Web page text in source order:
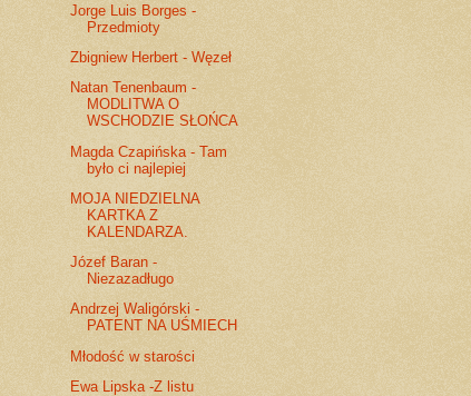
Jorge Luis Borges -
Przedmioty
Zbigniew Herbert - Węzeł
Natan Tenenbaum -
MODLITWA O
WSCHODZIE SŁOŃCA
Magda Czapińska - Tam
było ci najlepiej
MOJA NIEDZIELNA
KARTKA Z
KALENDARZA.
Józef Baran -
Niezazadługo
Andrzej Waligórski -
PATENT NA UŚMIECH
Młodość w starości
Ewa Lipska -Z listu